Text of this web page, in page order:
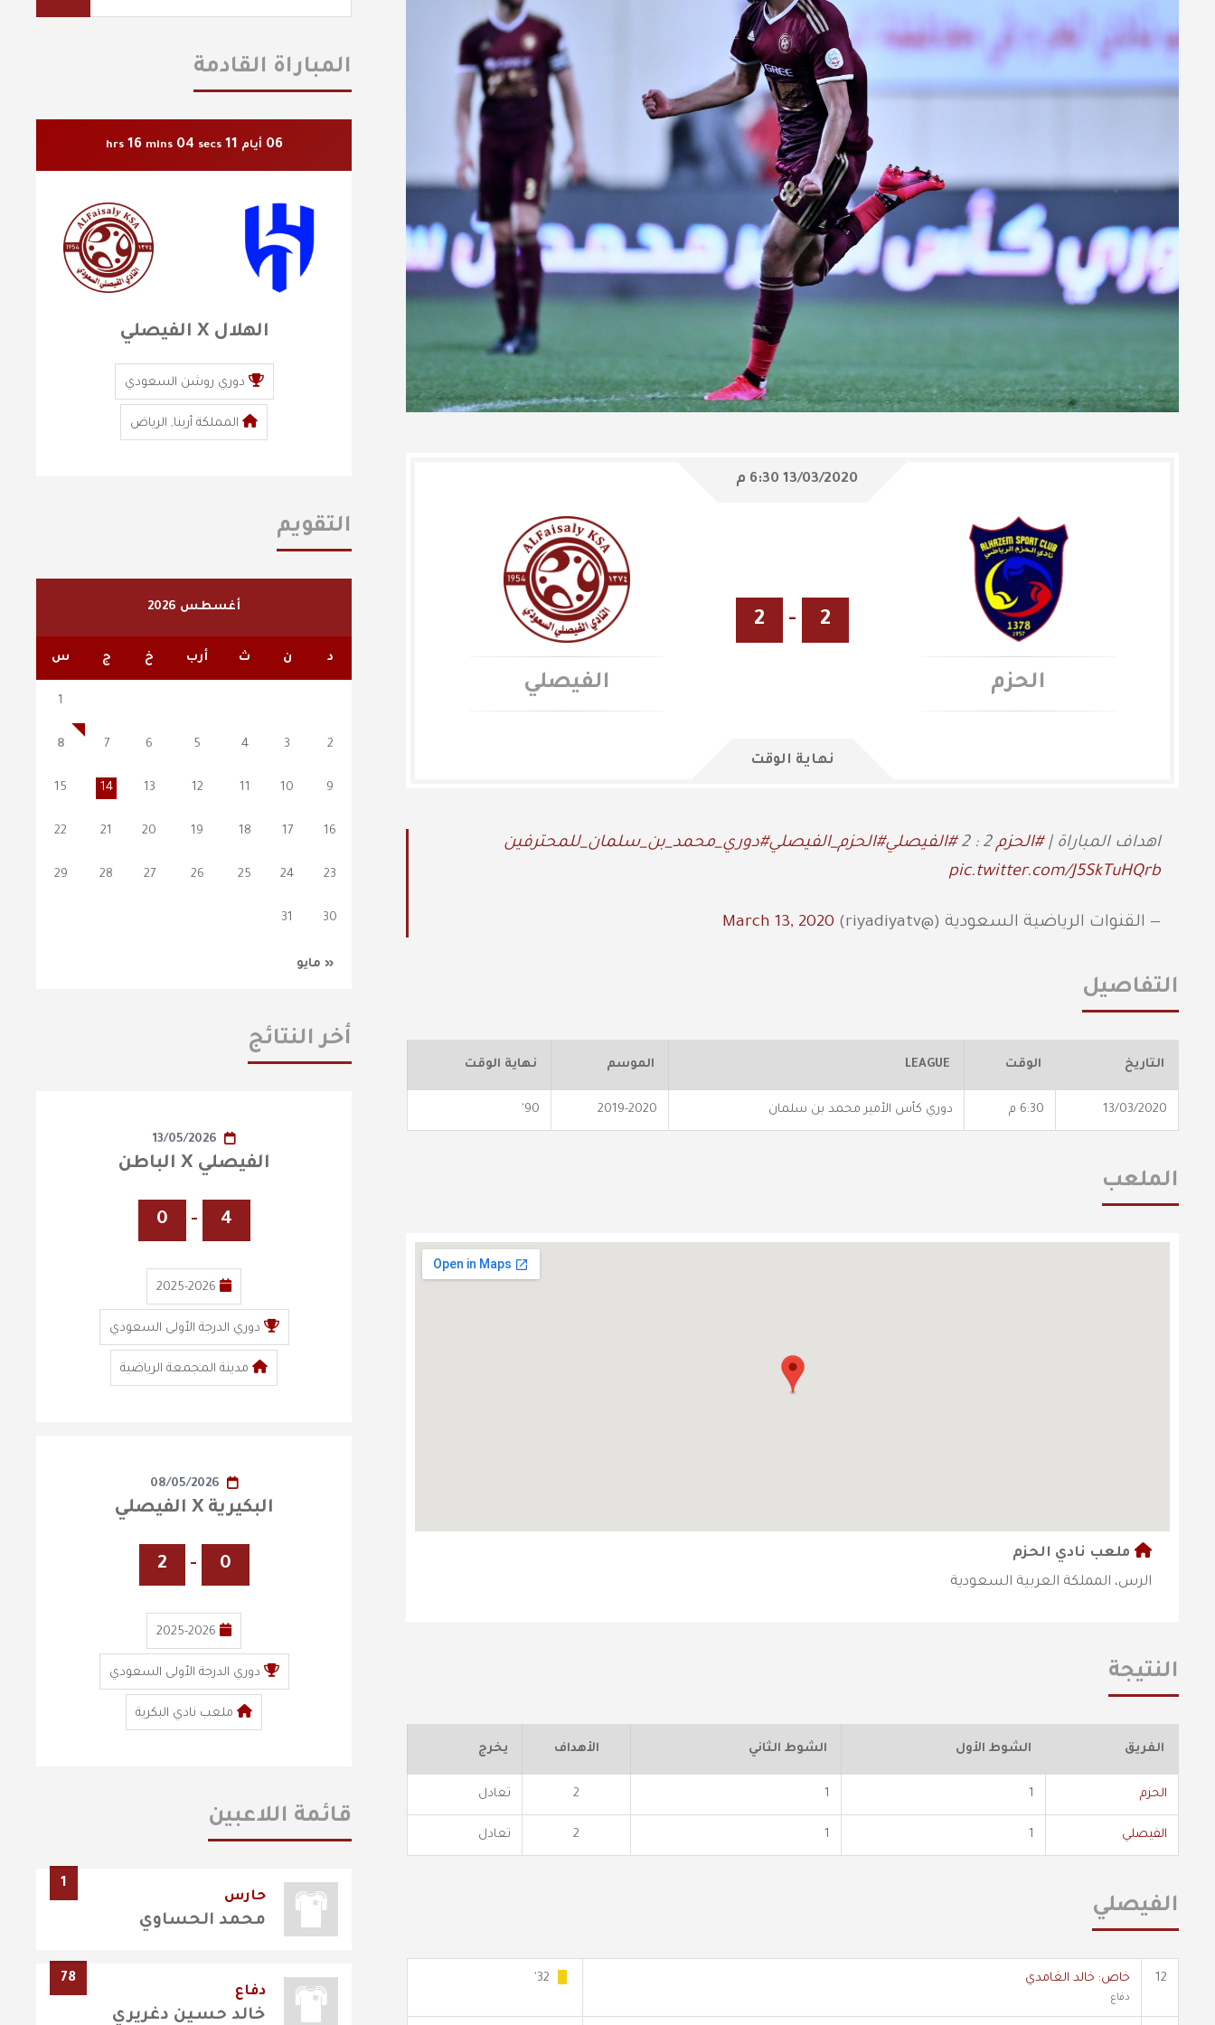
13/03/20206:30 م
الحزم
2
-
2
الفيصلي
نهاية الوقت
اهداف المباراة |#الحزم 2 : 2 #الفيصلي#الحزم_الفيصلي#دوري_محمد_بن_سلمان_للمحترفين
pic.twitter.com/J5SkTuHQrb
— القنوات الرياضية السعودية (@riyadiyatv) March 13, 2020
التفاصيل
التاريخ الوقت LEAGUE الموسم نهاية الوقت
13/03/2020 6:30 م دوري كأس الأمير محمد بن سلمان 2019-2020
90'
الملعب
ملعب نادي الحزم
الرس، المملكة العربية السعودية
النتيجة
الفريق الشوط الأول الشوط الثاني الأهداف يخرج
الحزم 1
1
2 تعادل
الفيصلي 1
1
2 تعادل
الفيصلي
12 خاص: خالد الغامدي
دفاع
المباراة القادمة
06 أيام 11
hrs 16 mins 02 secs
الهلال X الفيصلي
دوري روشن السعودي
المملكة أرينا, الرياض
التقويم
أغسطس 2026
د ن ث أرب خ ج س
« مايو
1
2
3
4
5
6
7
8
9
10
11
12
13
14
15
16
17
18
19
20
21
22
23
24
25
26
27
28
29
30
31
أخر النتائج
13/05/2026
الفيصلي X الباطن
4
-
0
2025-2026
دوري الدرجة الأولى السعودي
مدينة المجمعة الرياضية
08/05/2026
البكيرية X الفيصلي
0
-
2
2025-2026
دوري الدرجة الأولى السعودي
ملعب نادي البكرية
قائمة اللاعبين
1
حارس
محمد الحساوي
78
دفاع
خالد حسين دغريري